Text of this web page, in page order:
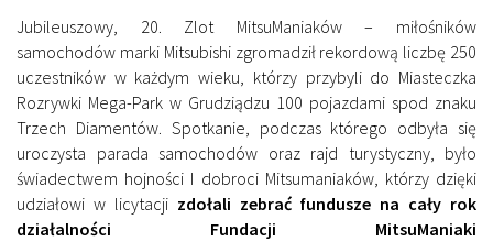
Jubileuszowy, 20. Zlot MitsuManiaków – miłośników
samochodów marki Mitsubishi zgromadził rekordową liczbę 250
uczestników w każdym wieku, którzy przybyli do Miasteczka
Rozrywki Mega-Park w Grudziądzu 100 pojazdami spod znaku
Trzech Diamentów. Spotkanie, podczas którego odbyła się
uroczysta parada samochodów oraz rajd turystyczny, było
świadectwem hojności I dobroci Mitsumaniaków, którzy dzięki
udziałowi w licytacji zdołali zebrać fundusze na cały rok
działalności Fundacji MitsuManiaki